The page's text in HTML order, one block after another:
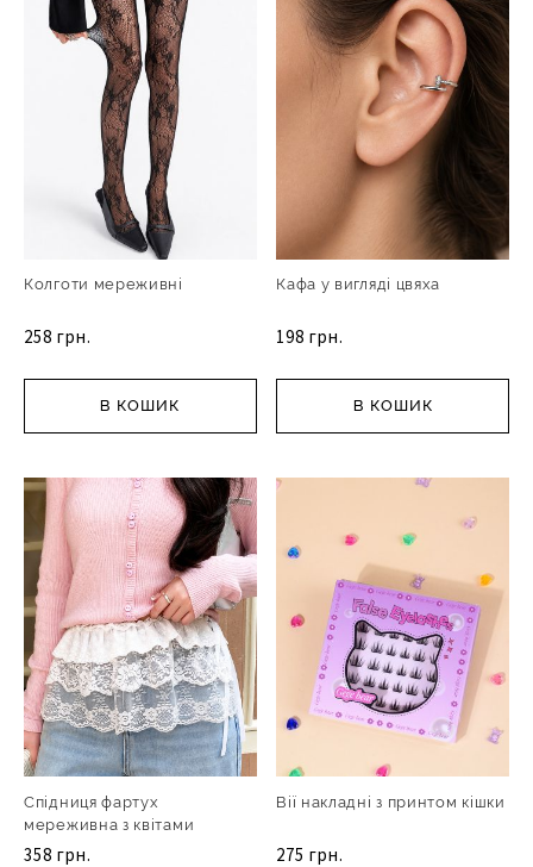
Колготи мереживні
258 грн.
В КОШИК
Кафа у вигляді цвяха
198 грн.
В КОШИК
Спідниця фартух
мереживна з квітами
358 грн.
Вії накладні з принтом кішки
275 грн.